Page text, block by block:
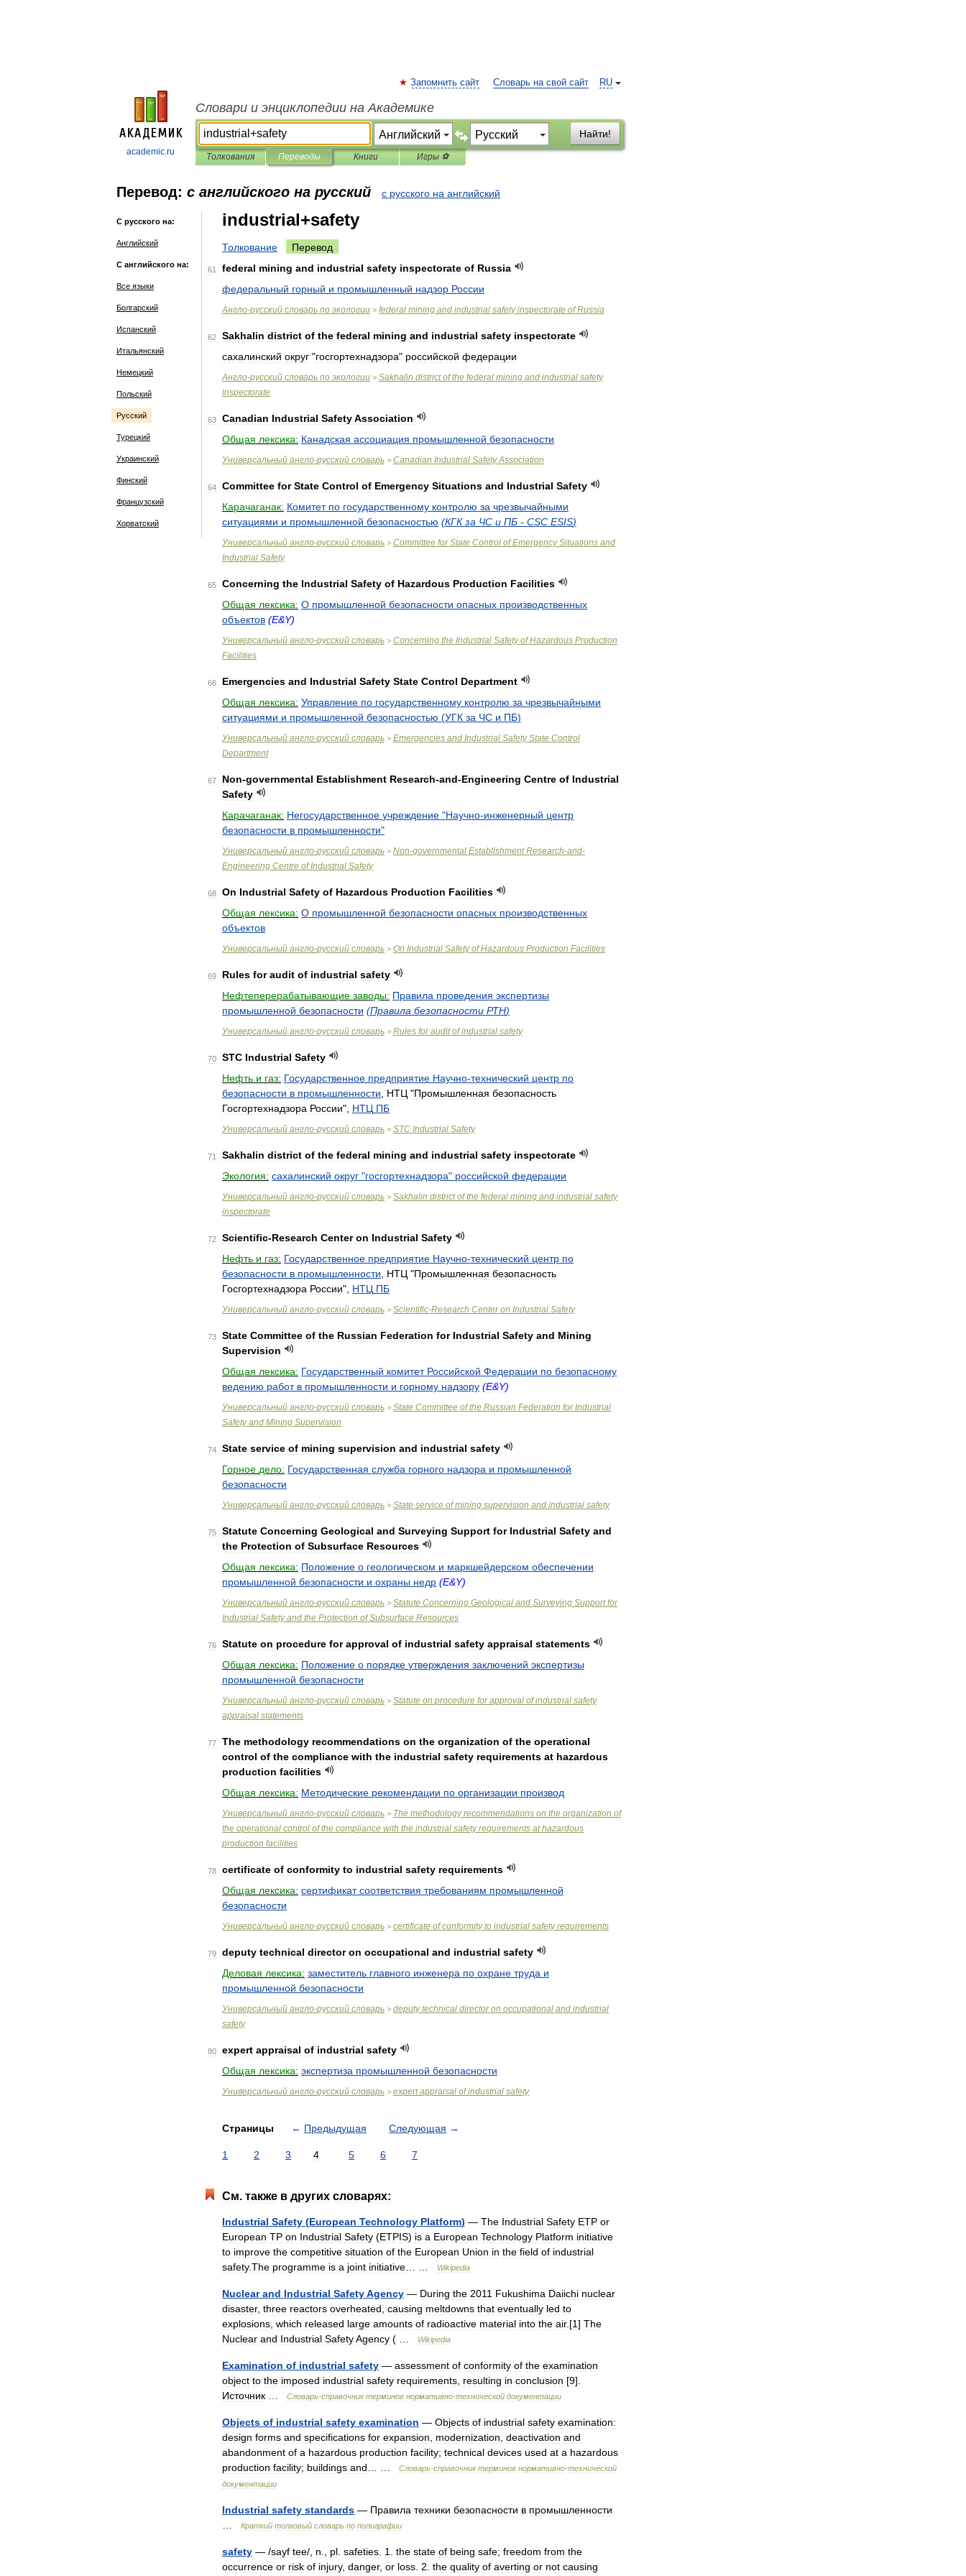
academic.ru
RU
Запомнить сайт Словарь на свой сайт
Словари и энциклопедии на Академике
Найти!
Толкования Переводы Книги Игры ⚽
Перевод: с английского на русский с русского на английский
С русского на:
Английский
С английского на:
Все языки
Болгарский
Испанский
Итальянский
Немецкий
Польский
Русский
Турецкий
Украинский
Финский
Французский
Хорватский
industrial+safety
Толкование Перевод
61 federal mining and industrial safety inspectorate of Russia
федеральный горный и промышленный надзор России
Англо-русский словарь по экологии > federal mining and industrial safety inspectorate of Russia
62 Sakhalin district of the federal mining and industrial safety inspectorate
сахалинский округ "госгортехнадзора" российской федерации
Англо-русский словарь по экологии > Sakhalin district of the federal mining and industrial safety
inspectorate
63 Canadian Industrial SafetyAssociation
Общая лексика: Канадская ассоциация промышленной безопасности
Универсальный англо-русский словарь > Canadian Industrial Safety Association
64 Committee for State Control of Emergency Situations and Industrial Safety
Карачаганак: Комитет по государственному контролю за чрезвычайными
ситуациями и промышленной безопасностью (КГК за ЧС и ПБ - CSC ESIS)
Универсальный англо-русский словарь > Committee for State Control of Emergency Situations and
Industrial Safety
65 Concerning the Industrial Safety of Hazardous Production Facilities
Общая лексика: О промышленной безопасности опасных производственных
объектов (E&Y)
Универсальный англо-русский словарь > Concerning the Industrial Safety of Hazardous Production
Facilities
66 Emergencies and Industrial Safety State Control Department
Общая лексика: Управление по государственному контролю за чрезвычайными
ситуациями и промышленной безопасностью (УГК за ЧС и ПБ)
Универсальный англо-русский словарь > Emergencies and Industrial Safety State Control
Department
67 Non-governmental Establishment Research-and-Engineering Centre of Industrial
Safety
Карачаганак: Негосударственное учреждение "Научно-инженерный центр
безопасности в промышленности"
Универсальный англо-русский словарь > Non-governmental Establishment Research-and-
Engineering Centre of Industrial Safety
68 On Industrial Safety of Hazardous Production Facilities
Общая лексика: О промышленной безопасности опасных производственных
объектов
Универсальный англо-русский словарь > On Industrial Safety of Hazardous Production Facilities
69 Rules for audit of industrial safety
Нефтеперерабатывающие заводы: Правила проведения экспертизы
промышленной безопасности (Правила безопасности РТН)
Универсальный англо-русский словарь > Rules for audit of industrial safety
70 STC Industrial Safety
Нефть и газ: Государственное предприятие Научно-технический центр по
безопасности в промышленности НТЦ "Промышленная безопасность
Госгортехнадзора России", НТЦ ПБ
Универсальный англо-русский словарь > STC Industrial Safety
71 Sakhalin district of the federal mining and industrial safety inspectorate
Экология: сахалинский округ "госгортехнадзора" российской федерации
Универсальный англо-русский словарь > Sakhalin district of the federal mining and industrial safety
inspectorate
72 Scientific-Research Center on Industrial Safety
Нефть и газ: Государственное предприятие Научно-технический центр по
безопасности в промышленности НТЦ "Промышленная безопасность
Госгортехнадзора России", НТЦ ПБ
Универсальный англо-русский словарь > Scientific-Research Center on Industrial Safety
73 State Committee of the Russian Federation for Industrial Safety and Mining
Supervision
Общая лексика: Государственный комитет Российской Федерации по безопасному
ведению работ в промышленности и горному надзору (E&Y)
Универсальный англо-русский словарь > State Committee of the Russian Federation for Industrial
Safety and Mining Supervision
74 State service of mining supervision and industrial safety
Горное дело: Государственная служба горного надзора и промышленной
безопасности
Универсальный англо-русский словарь > State service of mining supervision and industrial safety
75 Statute Concerning Geological and Surveying Support for Industrial Safety and
the Protection of Subsurface Resources
Общая лексика: Положение о геологическом и маркшейдерском обеспечении
промышленной безопасности и охраны недр (E&Y)
Универсальный англо-русский словарь > Statute Concerning Geological and Surveying Support for
Industrial Safety and the Protection of Subsurface Resources
76 Statute on procedure for approval of industrial safety appraisal statements
Общая лексика: Положение о порядке утверждения заключений экспертизы
промышленной безопасности
Универсальный англо-русский словарь > Statute on procedure for approval of industrial safety
appraisal statements
77 The methodology recommendations on the organization of the operational
control of the compliance with the industrial safety requirements at hazardous
production facilities
Общая лексика: Методические рекомендации по организации производ
Универсальный англо-русский словарь > The methodology recommendations on the organization of
the operational control of the compliance with the industrial safety requirements at hazardous
production facilities
78 certificate of conformity to industrial safety requirements
Общая лексика: сертификат соответствия требованиям промышленной
безопасности
Универсальный англо-русский словарь > certificate of conformity to industrial safety requirements
79 deputy technical director on occupational and industrial safety
Деловая лексика: заместитель главного инженера по охране труда и
промышленной безопасности
Универсальный англо-русский словарь > deputy technical director on occupational and industrial
safety
80 expert appraisal of industrial safety
Общая лексика: экспертиза промышленной безопасности
Универсальный англо-русский словарь > expert appraisal of industrial safety
Страницы ← Предыдущая Следующая →
1 2 3 4 5 6 7
См. также в других словарях:
Industrial Safety (European Technology Platform) — The Industrial Safety ETP or
European TP on Industrial Safety (ETPIS) is a European Technology Platform initiative
to improve the competitive situation of the European Union in the field of industrial
safety.The programme is a joint initiative Wikipedia
Nuclear and Industrial SafetyAgency — During the 2011 Fukushima Daiichi nuclear
disaster, three reactors overheated causing meltdowns that eventually led to
explosions which released large amounts of radioactive material into the air.[1] The
Nuclear and Industrial SafetyAgency ( … Wikipedia
Examination of industrial safety — assessment of conformity of the examination
object to the imposed industrial safety requirements resulting in conclusion [9].
Источник
Словарь-справочник терминов нормативно-технической документации
Objects of industrial safety examination — Objects of industrial safety examination:
design forms and specifications for expansion modernization deactivation and
abandonment of a hazardous production facility; technical devices used at a hazardous
production facility; buildings and Словарь-справочник терминов нормативно-технической
документации
Industrial safety standards — Правила техники безопасности в промышленности
Краткий толковый словарь по полиграфии
safety — /sayf tee/, n pl safeties 1 the state of being safe; freedom from the
occurrence or risk of injury, danger, or loss 2 the quality of averting or not causing